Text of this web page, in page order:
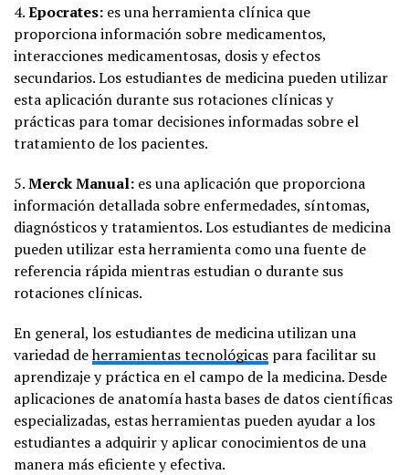
4.Epocrates: es una herramienta clínica que
proporciona información sobre medicamentos,
interacciones medicamentosas, dosis y efectos
secundarios. Los estudiantes de medicina pueden utilizar
esta aplicación durante sus rotaciones clínicas y
prácticas para tomar decisiones informadas sobre el
tratamiento de los pacientes.
5.Merck Manual: es una aplicación que proporciona
información detallada sobre enfermedades, síntomas,
diagnósticos y tratamientos. Los estudiantes de medicina
pueden utilizar esta herramienta como una fuente de
referencia rápida mientras estudian o durante sus
rotaciones clínicas.
En general, los estudiantes de medicina utilizan una
variedad deherramientas tecnológicas para facilitar su
aprendizaje y práctica en el campo de la medicina. Desde
aplicaciones de anatomía hasta bases de datos científicas
especializadas, estas herramientas pueden ayudar a los
estudiantes a adquirir y aplicar conocimientos de una
manera más eficiente y efectiva.